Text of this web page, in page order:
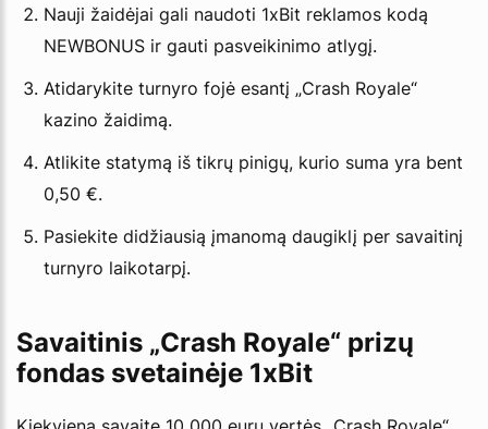
Nauji žaidėjai gali naudoti 1xBit reklamos kodą
NEWBONUS ir gauti pasveikinimo atlygį.
Atidarykite turnyro fojė esantį „Crash Royale“
kazino žaidimą.
Atlikite statymą iš tikrų pinigų, kurio suma yra bent
0,50 €.
Pasiekite didžiausią įmanomą daugiklį per savaitinį
turnyro laikotarpį.
Savaitinis „Crash Royale“ prizų
fondas svetainėje 1xBit